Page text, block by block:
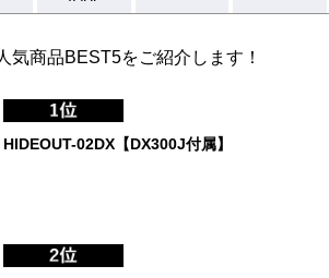
気商品BEST5をご紹介します！
HIDEOUT-02DX【DX300J付属】